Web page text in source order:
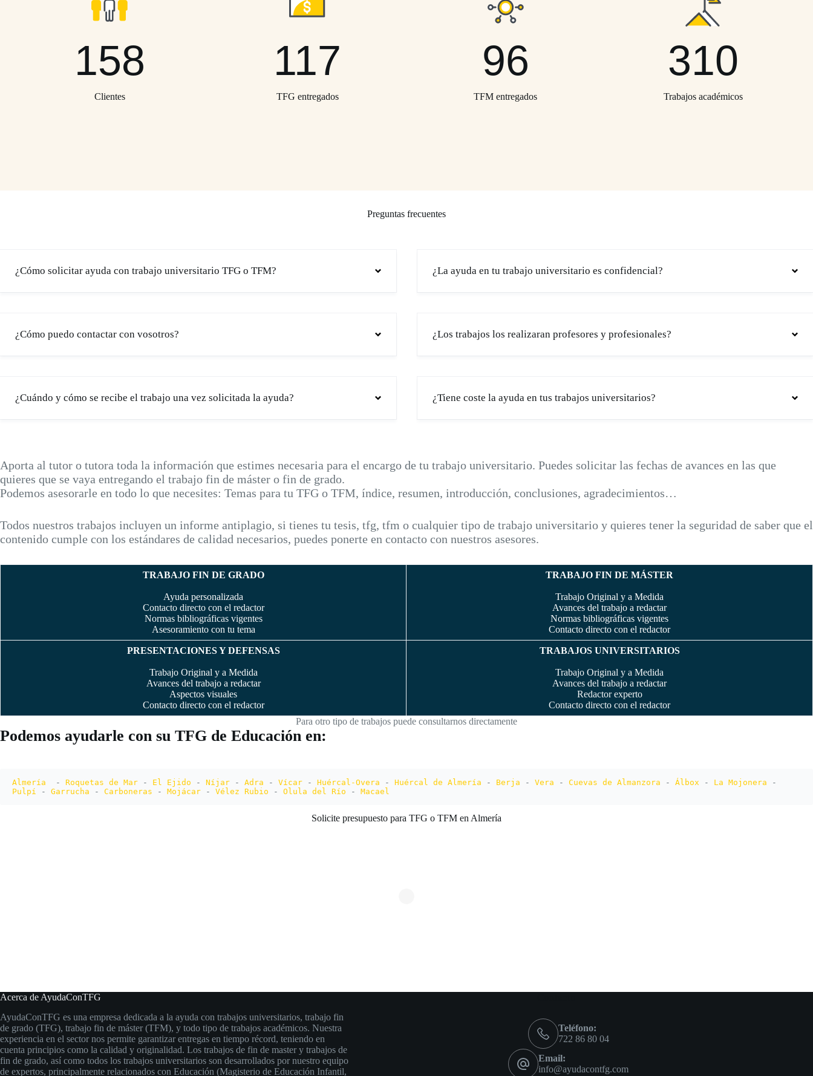
158
Clientes
117
TFG entregados
96
TFM entregados
310
Trabajos académicos
Preguntas frecuentes
¿Cómo solicitar ayuda con trabajo universitario TFG o TFM?
¿Cómo puedo contactar con vosotros?
¿Cuándo y cómo se recibe el trabajo una vez solicitada la ayuda?
¿La ayuda en tu trabajo universitario es confidencial?
¿Los trabajos los realizaran profesores y profesionales?
¿Tiene coste la ayuda en tus trabajos universitarios?
Aporta al tutor o tutora toda la información que estimes necesaria para el encargo de tu trabajo universitario. Puedes solicitar las fechas de avances en las que
quieres que se vaya entregando el trabajo fin de máster o fin de grado.
Podemos asesorarle en todo lo que necesites: Temas para tu TFG o TFM, índice, resumen, introducción, conclusiones, agradecimientos…
Todos nuestros trabajos incluyen un informe antiplagio, si tienes tu tesis, tfg, tfm o cualquier tipo de trabajo universitario y quieres tener la seguridad de saber que el
contenido cumple con los estándares de calidad necesarios, puedes ponerte en contacto con nuestros asesores.
TRABAJO FIN DE GRADO
Ayuda personalizada
Contacto directo con el redactor
Normas bibliográficas vigentes
Asesoramiento con tu tema
TRABAJO FIN DE MÁSTER
Trabajo Original y a Medida
Avances del trabajo a redactar
Normas bibliográficas vigentes
Contacto directo con el redactor
PRESENTACIONES Y DEFENSAS
Trabajo Original y a Medida
Avances del trabajo a redactar
Aspectos visuales
Contacto directo con el redactor
TRABAJOS UNIVERSITARIOS
Trabajo Original y a Medida
Avances del trabajo a redactar
Redactor experto
Contacto directo con el redactor
Para otro tipo de trabajos puede consultarnos directamente
Podemos ayudarle con su TFG de Educación en:
Almería - Roquetas de Mar - El Ejido - Níjar - Adra - Vícar - Huércal-Overa - Huércal de Almería - Berja - Vera - Cuevas de Almanzora - Álbox - La Mojonera
Pulpí
- Garrucha - Carboneras - Mojácar - Vélez Rubio - Olula del Río - Macael
Solicite presupuesto para TFG o TFM en Almería
Acerca de AyudaConTFG
AyudaConTFG es una empresa dedicada a la ayuda con trabajos universitarios, trabajo fin
de grado (TFG), trabajo fin de máster (TFM), y todo tipo de trabajos académicos. Nuestra
experiencia en el sector nos permite garantizar entregas en tiempo récord, teniendo en
cuenta principios como la calidad y originalidad. Los trabajos de fin de master y trabajos de
fin de grado, así como todos los trabajos universitarios son desarrollados por nuestro equipo
de expertos, principalmente relacionados con Educación (Magisterio de Educación Infantil,
Teléfono:
722 86 80 04
Email:
info@ayudacontfg.com